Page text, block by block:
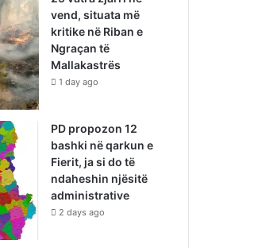
vend, situata më
kritike në Riban e
Ngraçan të
Mallakastrës
1 day ago
PD propozon 12
bashki në qarkun e
Fierit, ja si do të
ndaheshin njësitë
administrative
2 days ago